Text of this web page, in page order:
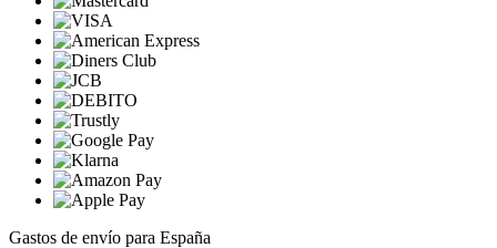
Gastos de envío para España